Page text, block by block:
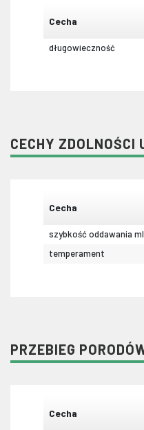
Cecha
długowieczność
CECHY ZDOLNOŚCI
Cecha
szybkość oddawania
temperament
PRZEBIEG
Cecha